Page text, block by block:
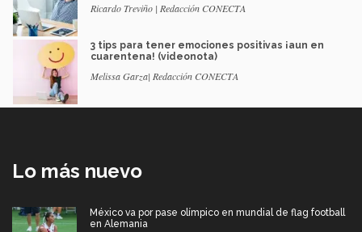
Ricardo Treviño | Redacción CONECTA
3 tips para tener emociones positivas ¡aun en
cuarentena! (videonota)
Melissa Garza| Redacción CONECTA
Lo más nuevo
México va por pase olímpico en mundial de flag football
en Alemania